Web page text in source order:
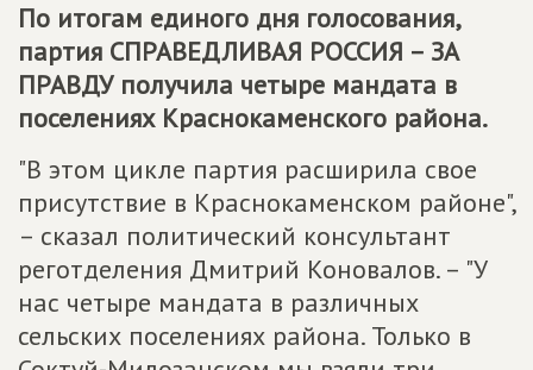
По итогам единого дня голосования,
партия СПРАВЕДЛИВАЯ РОССИЯ – ЗА
ПРАВДУполучила четыре мандата в
поселениях Краснокаменского района.
"В этом цикле партия расширила свое
присутствие в Краснокаменском районе",
– сказал политический консультант
реготделения Дмитрий Коновалов. – "У
нас четыре мандата в различных
сельских поселениях района. Только в